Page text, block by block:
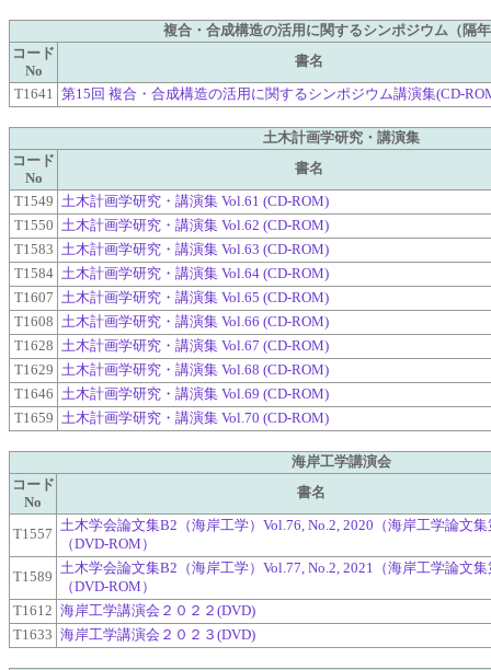
複合・合成構造の活用に関するシンポジウム（隔
コード
No
書名
T1641 第15回 複合・合成構造の活用に関するシンポジウム講演集(CD-
土木計画学研究・講演集
コード
No
書名
T1549 土木計画学研究・講演集 Vol.61 (CD-ROM)
T1550 土木計画学研究・講演集 Vol.62 (CD-ROM)
T1583 土木計画学研究・講演集 Vol.63 (CD-ROM)
T1584 土木計画学研究・講演集 Vol.64 (CD-ROM)
T1607 土木計画学研究・講演集 Vol.65 (CD-ROM)
T1608 土木計画学研究・講演集 Vol.66 (CD-ROM)
T1628 土木計画学研究・講演集 Vol.67 (CD-ROM)
T1629 土木計画学研究・講演集 Vol.68 (CD-ROM)
T1646 土木計画学研究・講演集 Vol.69 (CD-ROM)
T1659 土木計画学研究・講演集 Vol.70 (CD-ROM)
海岸工学講演会
コード
No
書名
T1557
土木学会論文集B2（海岸工学）Vol.76, No.2, 2020（海岸工学論文
（DVD-ROM）
T1589
土木学会論文集B2（海岸工学）Vol.77, No.2, 2021（海岸工学論文
（DVD-ROM）
T1612 海岸工学講演会２０２２(DVD)
T1633 海岸工学講演会２０２３(DVD)